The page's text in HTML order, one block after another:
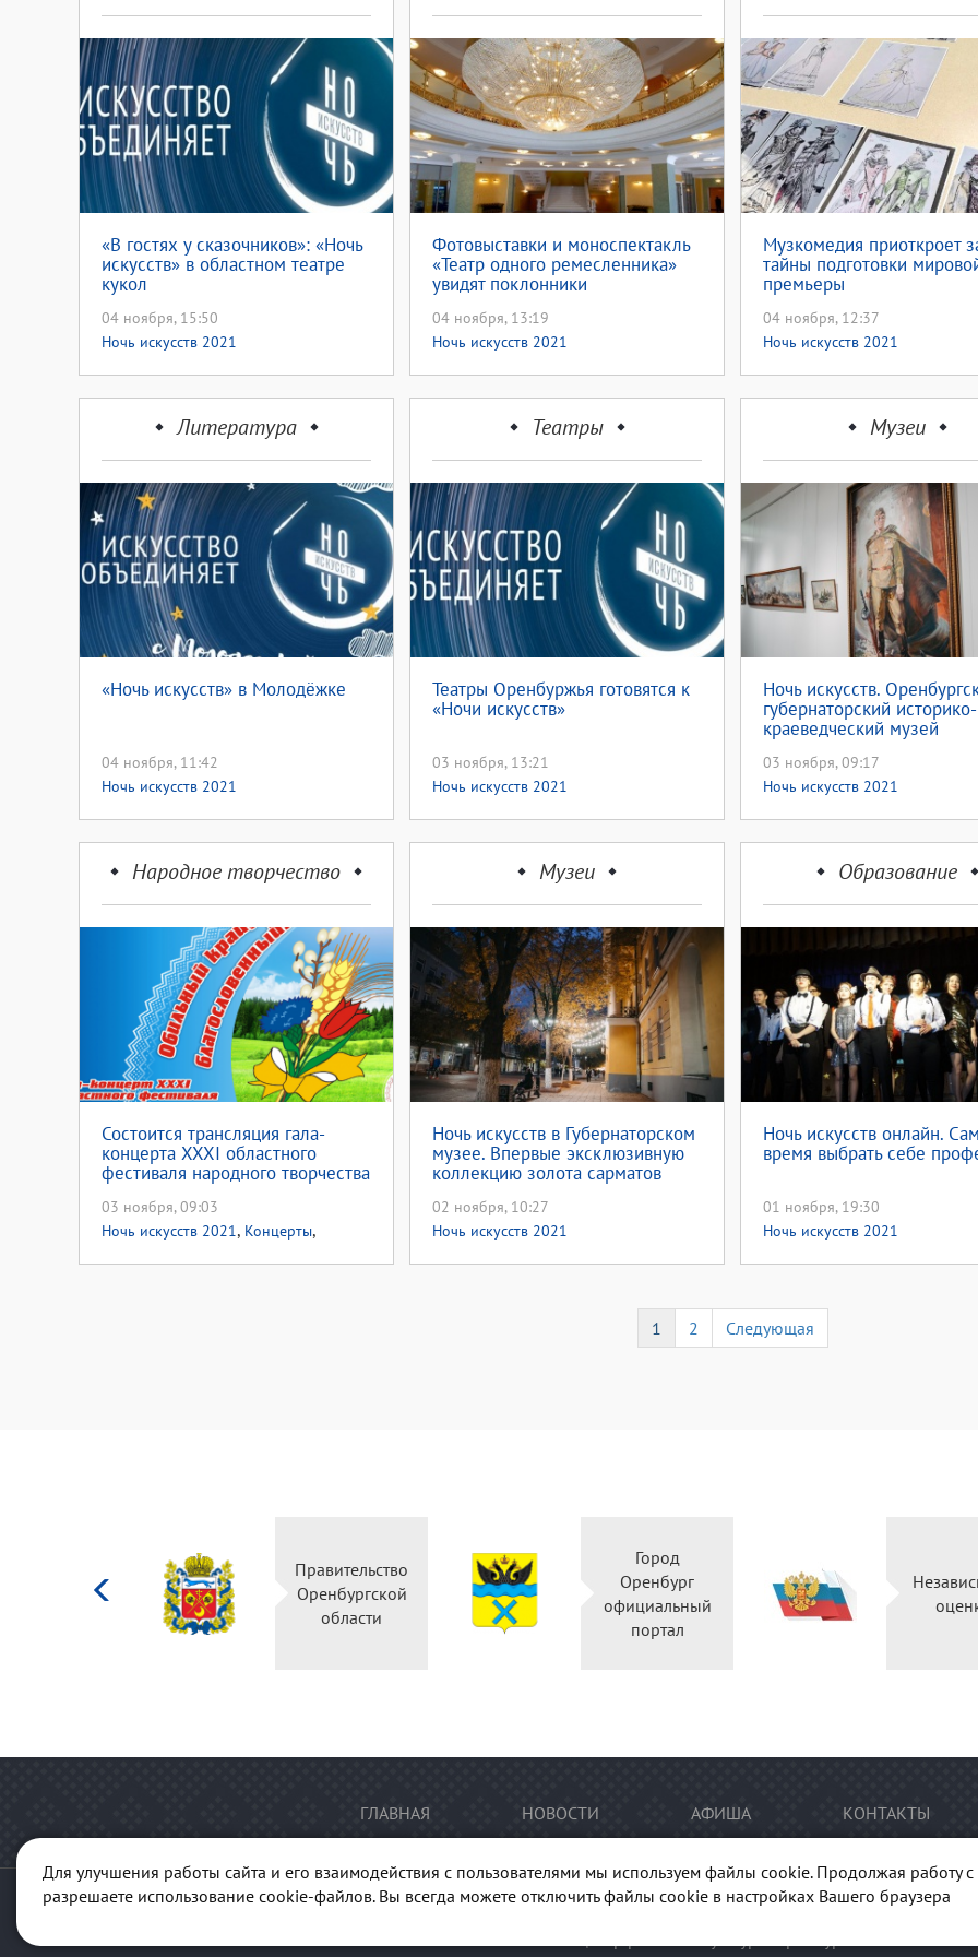
«В гостях у сказочников»: «Ночь
искусств» в областном театре
кукол
04 ноября, 15:50
Ночь искусств 2021
Фотовыставки и моноспектакль
«Театр одного ремесленника»
увидят поклонники
04 ноября, 13:19
Ночь искусств 2021
Музкомедия приоткроет
тайны подготовки
премьеры
04 ноября, 12:37
Ночь искусств 2021
Литература
«Ночь искусств» в Молодёжке
04 ноября, 11:42
Ночь искусств 2021
Театры
Театры Оренбуржья готовятся к
«Ночи искусств»
03 ноября, 13:21
Ночь искусств 2021
Музеи
Ночь искусств.
губернаторский историко-
краеведческий музей
выставки «Владимир
Память о войне в
03 ноября, 09:17
Ночь искусств 2021
Народное творчество
Состоится трансляция гала-
концерта XXXI областного
фестиваля народного творчества
благословенный!»
03 ноября, 09:03
Ночь искусств 2021, Концерты,
Музеи
Ночь искусств в Губернаторском
музее. Впервые эксклюзивную
коллекцию золота сарматов
02 ноября, 10:27
Ночь искусств 2021
Образование
Ночь искусств онлайн.
время выбрать себе
01 ноября, 19:30
Ночь искусств 2021
1 2 Следующая
Министерство
культуры
Российской
федерации
Правительство
Оренбургской
области
Оренбург
официальный
Для улучшения работы сайта и его взаимодействия с пользователями мы используем файлы cookie. Продолжая работу
разрешаете использование cookie-файлов. Вы всегда можете отключить файлы cookie в настройках Вашего браузера
ГЛАВНАЯ НОВОСТИ АФИША КОНТАКТЫ
на